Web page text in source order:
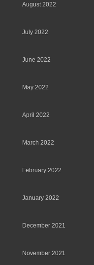
August 2022
July 2022
June 2022
May 2022
April 2022
March 2022
February 2022
January 2022
December 2021
November 2021